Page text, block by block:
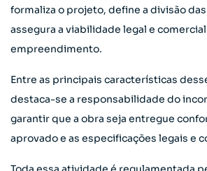
formaliza o projeto, define a divisão
assegura a viabilidade legal e
empreendimento.
Entre as principais características
destaca-se a responsabilidade do
garantir que a obra seja entregue
aprovado e as especificações legais e